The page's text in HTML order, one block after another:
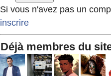
Si vous n'avez pas un
inscrire
Déjà membres du